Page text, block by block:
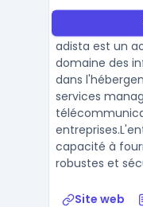
adista est un
domaine des
dans
services
capacité à
robustes et
Site web